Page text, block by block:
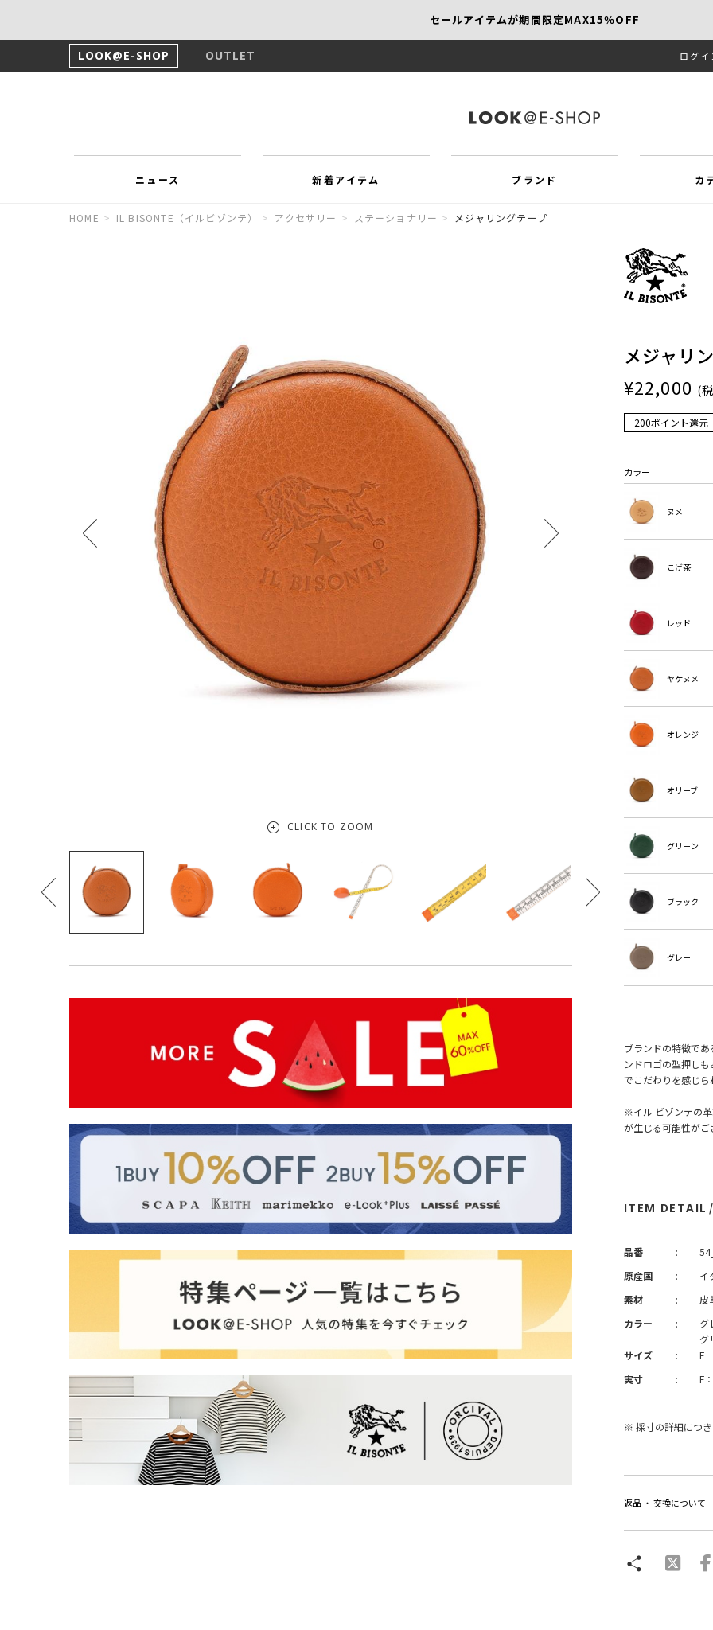
セールアイテムが期間限定MAX15％OFF
LOOK@E-SHOP OUTLET ログイ
ニュース 新着アイテム ブランド カ
HOME > IL BISONTE（イルビゾンテ） > アクセサリー > ステーショナリー > メジャリングテープ
CLICK TO ZOOM
メジャリ
¥22,000 (
200ポイント還元
カラー
ヌメ
こげ茶
レッド
ヤケヌメ
オレンジ
オリーブ
グリーン
ブラック
グレー
ブランドの特徴で
ンドロゴの型押し
でこだわりを感じら
※イル ビゾンテの
が生じる可能性がご
ITEM DETAIL
品番 :
原産国
:
イ
素材
:
皮
カラー
:
グ
グ
サイズ
:
F
実寸
: F
※ 採寸の詳細につ
返品 ・ 交換について